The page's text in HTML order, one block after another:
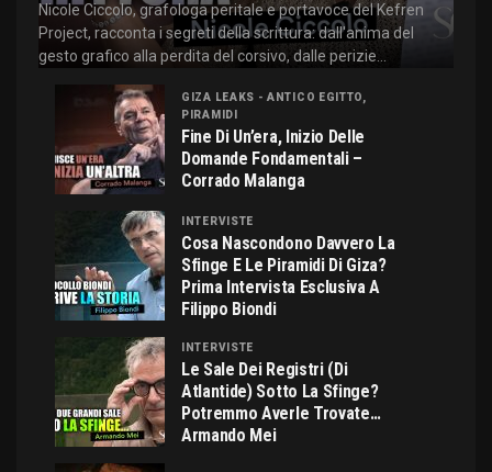
Nicole Ciccolo, grafologa peritale e portavoce del Kefren
Project, racconta i segreti della scrittura: dall'anima del
gesto grafico alla perdita del corsivo, dalle perizie...
GIZA LEAKS - ANTICO EGITTO,
PIRAMIDI
Fine Di Un’era, Inizio Delle
Domande Fondamentali –
Corrado Malanga
INTERVISTE
Cosa Nascondono Davvero La
Sfinge E Le Piramidi Di Giza?
Prima Intervista Esclusiva A
Filippo Biondi
INTERVISTE
Le Sale Dei Registri (di
Atlantide) Sotto La Sfinge?
Potremmo Averle Trovate…
Armando Mei